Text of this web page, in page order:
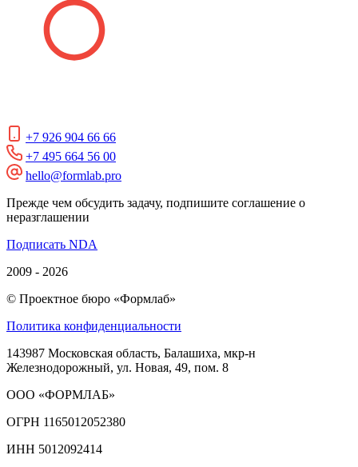
+7 926 904 66 66
+7 495 664 56 00
hello@formlab.pro
Прежде чем обсудить задачу, подпишите соглашение о
неразглашении
Подписать NDA
2009 - 2026
© Проектное бюро «Формлаб»
Политика конфиденциальности
143987 Московская область, Балашиха, мкр-н
Железнодорожный, ул. Новая, 49, пом. 8
ООО «ФОРМЛАБ»
ОГРН 1165012052380
ИНН 5012092414